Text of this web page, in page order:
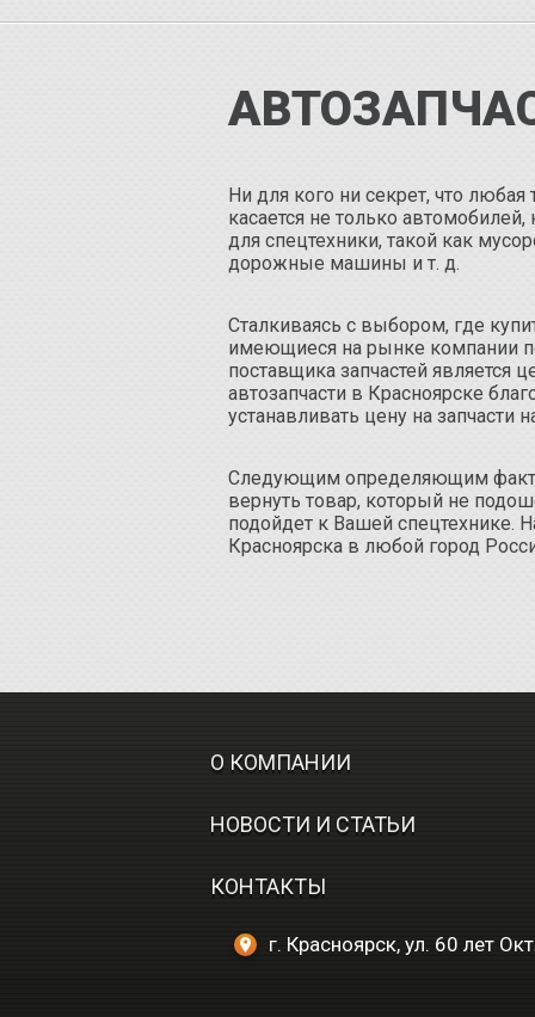
Ни для кого ни секрет, что
касается не только
для спецтехники, такой как
дорожные машины и т. д.
Сталкиваясь с выбором, где
имеющиеся на рынке компании
поставщика запчастей является
автозапчасти в Красноярске
устанавливать цену на запчасти
Следующим определяющим
вернуть товар, который не
подойдет к Вашей спецтехнике.
Красноярска в любой город
О КОМПАНИИ
НОВОСТИ И СТАТЬИ
КОНТАКТЫ
г. Красноярск, ул. 60 лет